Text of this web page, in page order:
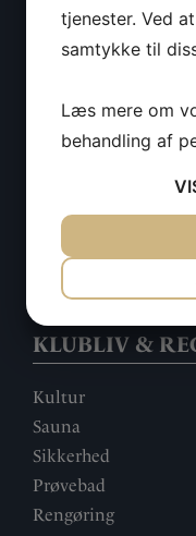
MEDLEMSKAB
Årskontingent
Adgangs-armbånd
KLUBLIV &
Kultur
Sauna
Sikkerhed
Prøvebad
Rengøring
tjenester. Ved
samtykke til
Læs mere om
behandling af
MARKETING